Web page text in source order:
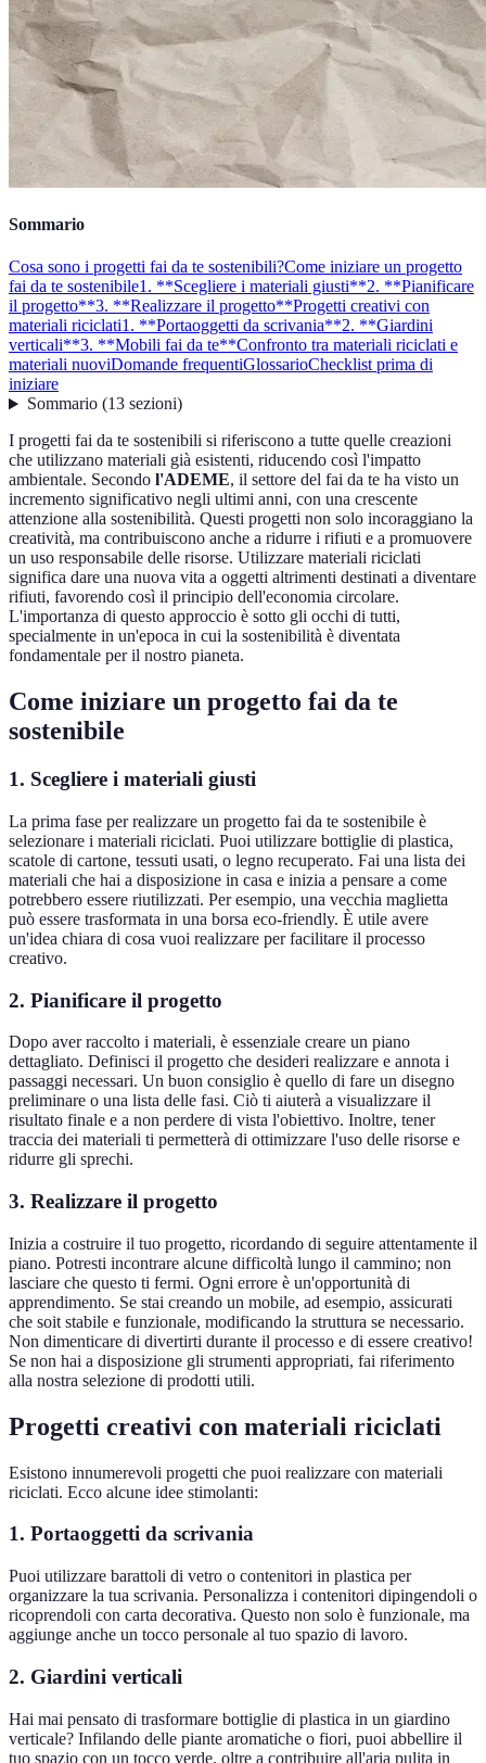
Sommario
Cosa sono i progetti fai da te sostenibili?Come iniziare un progetto
fai da te sostenibile1. **Scegliere i materiali giusti**2. **Pianificare
il progetto**3. **Realizzare il progetto**Progetti creativi con
materiali riciclati1. **Portaoggetti da scrivania**2. **Giardini
verticali**3. **Mobili fai da te**Confronto tra materiali riciclati e
materiali nuoviDomande frequentiGlossarioChecklist prima di
iniziare
Sommario(13 sezioni)
I progetti fai da te sostenibili si riferiscono a tutte quelle creazioni
che utilizzano materiali già esistenti, riducendo così l'impatto
ambientale. Secondo l'ADEME, il settore del fai da te ha visto un
incremento significativo negli ultimi anni, con una crescente
attenzione alla sostenibilità. Questi progetti non solo incoraggiano la
creatività, ma contribuiscono anche a ridurre i rifiuti e a promuovere
un uso responsabile delle risorse. Utilizzare materiali riciclati
significa dare una nuova vita a oggetti altrimenti destinati a diventare
rifiuti, favorendo così il principio dell'economia circolare.
L'importanza di questo approccio è sotto gli occhi di tutti,
specialmente in un'epoca in cui la sostenibilità è diventata
fondamentale per il nostro pianeta.
Come iniziare un progetto fai da te
sostenibile
1. Scegliere i materiali giusti
La prima fase per realizzare un progetto fai da te sostenibile è
selezionare i materiali riciclati. Puoi utilizzare bottiglie di plastica,
scatole di cartone, tessuti usati, o legno recuperato. Fai una lista dei
materiali che hai a disposizione in casa e inizia a pensare a come
potrebbero essere riutilizzati. Per esempio, una vecchia maglietta
può essere trasformata in una borsa eco-friendly. È utile avere
un'idea chiara di cosa vuoi realizzare per facilitare il processo
creativo.
2. Pianificare il progetto
Dopo aver raccolto i materiali, è essenziale creare un piano
dettagliato. Definisci il progetto che desideri realizzare e annota i
passaggi necessari. Un buon consiglio è quello di fare un disegno
preliminare o una lista delle fasi. Ciò ti aiuterà a visualizzare il
risultato finale e a non perdere di vista l'obiettivo. Inoltre, tener
traccia dei materiali ti permetterà di ottimizzare l'uso delle risorse e
ridurre gli sprechi.
3. Realizzare il progetto
Inizia a costruire il tuo progetto, ricordando di seguire attentamente il
piano. Potresti incontrare alcune difficoltà lungo il cammino; non
lasciare che questo ti fermi. Ogni errore è un'opportunità di
apprendimento. Se stai creando un mobile, ad esempio, assicurati
che soit stabile e funzionale, modificando la struttura se necessario.
Non dimenticare di divertirti durante il processo e di essere creativo!
Se non hai a disposizione gli strumenti appropriati, fai riferimento
alla nostra selezione di prodotti utili.
Progetti creativi con materiali riciclati
Esistono innumerevoli progetti che puoi realizzare con materiali
riciclati. Ecco alcune idee stimolanti:
1. Portaoggetti da scrivania
Puoi utilizzare barattoli di vetro o contenitori in plastica per
organizzare la tua scrivania. Personalizza i contenitori dipingendoli o
ricoprendoli con carta decorativa. Questo non solo è funzionale, ma
aggiunge anche un tocco personale al tuo spazio di lavoro.
2. Giardini verticali
Hai mai pensato di trasformare bottiglie di plastica in un giardino
verticale? Infilando delle piante aromatiche o fiori, puoi abbellire il
tuo spazio con un tocco verde, oltre a contribuire all'aria pulita in